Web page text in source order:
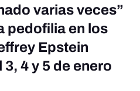
varias veces”
pedofilia en los
Epstein
4 y 5 de enero